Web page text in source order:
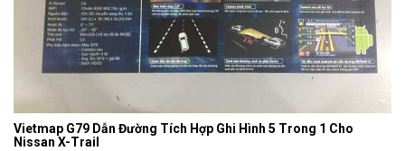
Vietmap G79 Dẫn Đường Tích Hợp Ghi Hình 5 Trong 1 Cho
Nissan X-Trail